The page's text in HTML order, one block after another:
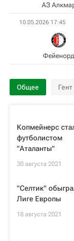
АЗ
10.05.2026 17:45
Фейенорд
Общее Гент
Копмейнерс
футболистом
"Аталанты"
30 августа 2021
"Селтик"
Лиге Европы
18 августа 2021